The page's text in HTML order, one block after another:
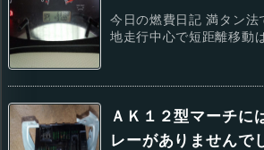
今日の燃費日記 満タン法
地走行中心で短距離移動
ＡＫ１２型マーチに
レーがありませんで